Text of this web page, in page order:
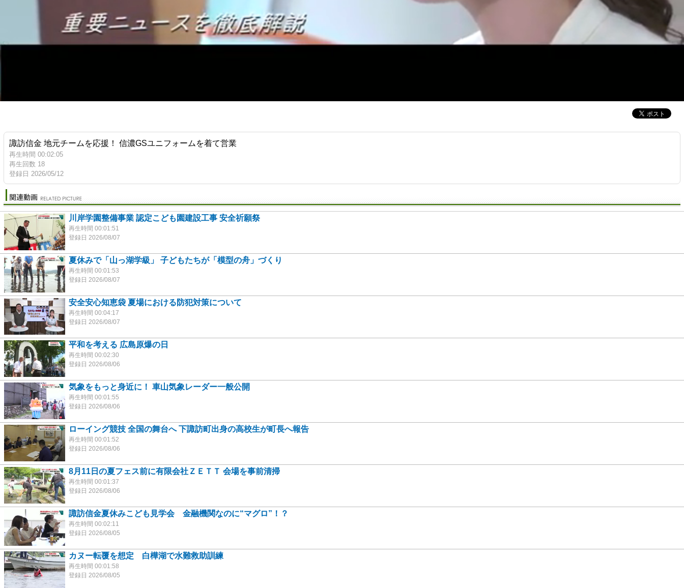
諏訪信金 地元チームを応援！ 信濃GSユニフォームを着て営業
再生時間 00:02:05
再生回数 18
登録日 2026/05/12
川岸学園整備事業 認定こども園建設工事 安全祈願祭
再生時間 00:01:51
登録日 2026/08/07
夏休みで「山っ湖学級」 子どもたちが「模型の舟」づくり
再生時間 00:01:53
登録日 2026/08/07
安全安心知恵袋 夏場における防犯対策について
再生時間 00:04:17
登録日 2026/08/07
平和を考える 広島原爆の日
再生時間 00:02:30
登録日 2026/08/06
気象をもっと身近に！ 車山気象レーダー一般公開
再生時間 00:01:55
登録日 2026/08/06
ローイング競技 全国の舞台へ 下諏訪町出身の高校生が町長へ報告
再生時間 00:01:52
登録日 2026/08/06
8月11日の夏フェス前に有限会社ＺＥＴＴ 会場を事前清掃
再生時間 00:01:37
登録日 2026/08/06
諏訪信金夏休みこども見学会 金融機関なのに“マグロ”！？
再生時間 00:02:11
登録日 2026/08/05
カヌー転覆を想定 白樺湖で水難救助訓練
再生時間 00:01:58
登録日 2026/08/05